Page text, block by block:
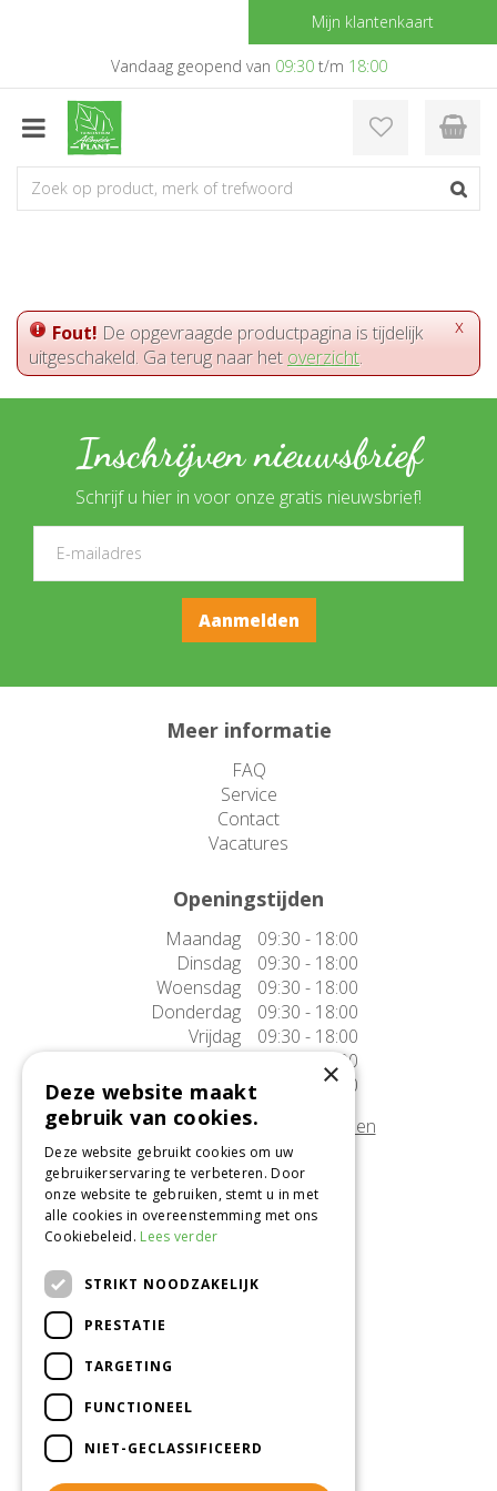
a
Mijn klantenkaart
Vandaag geopend van 09:30t/m 18:00
x
Fout! De opgevraagde productpagina is tijdelijk
uitgeschakeld. Ga terug naar het overzicht.
Inschrijven nieuwsbrief
Schrijf u hier in voor onze gratis nieuwsbrief!
Meer informatie
FAQ
Service
Contact
Vacatures
Openingstijden
Maandag
09:30 - 18:00
Dinsdag
09:30 - 18:00
Woensdag
09:30 - 18:00
Donderdag
09:30 - 18:00
Vrijdag
09:30 - 18:00
Zaterdag
09:30 - 17:00
Zondag
10:00 - 17:00
Afwijkende openingstijden tonen
Onze locatie
Tuincentrum Alméérplant
Jac. P. Thijsseweg 4
pinterest
×
Deze website maakt
gebruik van cookies.
Deze website gebruikt cookies om uw
gebruikerservaring te verbeteren. Door
onze website te gebruiken, stemt u in met
alle cookies in overeenstemming met ons
Cookiebeleid. Lees verder
STRIKT NOODZAKELIJK
PRESTATIE
TARGETING
FUNCTIONEEL
NIET-GECLASSIFICEERD